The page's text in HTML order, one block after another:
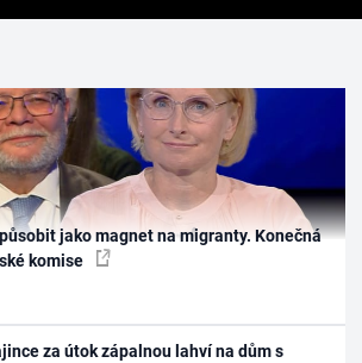
jako magnet na migranty. Konečná
komise
za útok zápalnou lahví na dům s